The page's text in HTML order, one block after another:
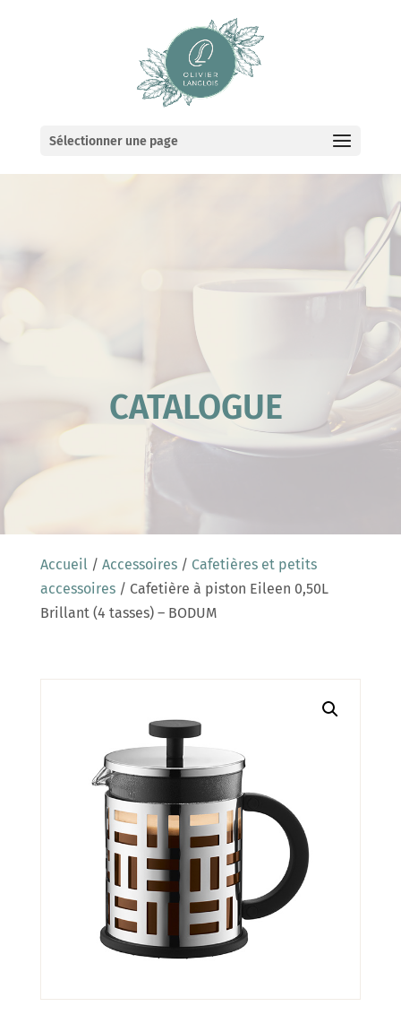
Sélectionner une page
CATALOGUE
Accueil/ Accessoires/ Cafetières et petits
accessoires/ Cafetière à piston Eileen 0,50L
Brillant (4 tasses) – BODUM